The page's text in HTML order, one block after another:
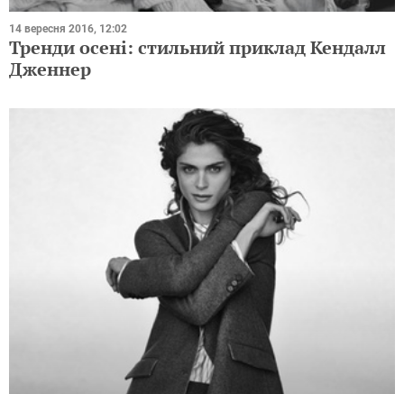
14 вересня 2016, 12:02
Тренди осені: стильний приклад Кендалл
Дженнер